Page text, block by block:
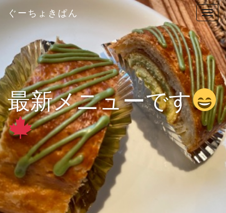
T
o
g
g
l
e
n
a
v
g
a
t
ぐーちょきぱん
最新メニューです